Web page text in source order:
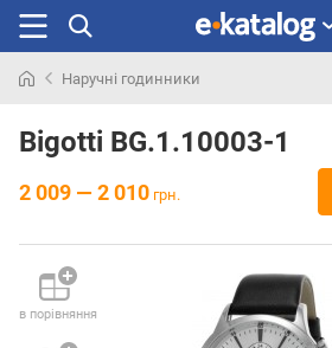
раніше
Наручні годинники
Bigotti BG.1.10003-1
2 009 — 2 010 грн.
в порівняння